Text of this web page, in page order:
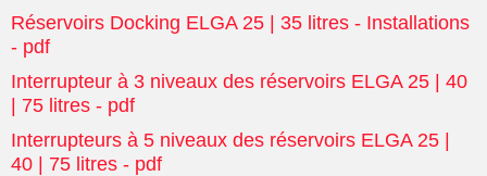
Réservoirs Docking ELGA 25 | 35 litres - Installations
- pdf
Interrupteur à 3 niveaux des réservoirs ELGA 25 | 40
| 75 litres - pdf
Interrupteurs à 5 niveaux des réservoirs ELGA 25 |
40 | 75 litres - pdf